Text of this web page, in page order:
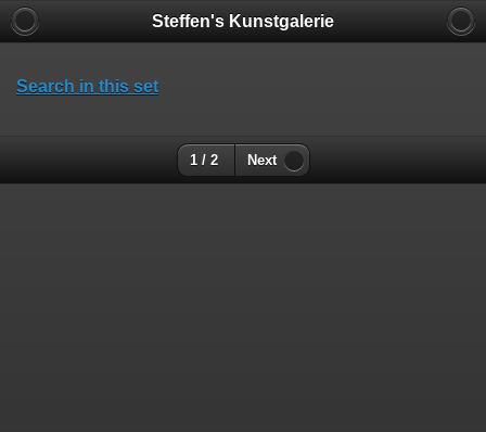
Steffen's Kunstgalerie
Search in this set
1 / 2 Next